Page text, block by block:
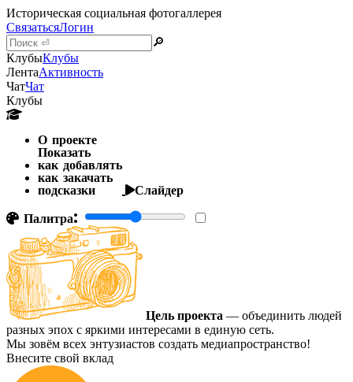
Историческая социальная фотогаллерея
СвязатьсяЛогин
🔎
КлубыКлубы
ЛентаАктивность
ЧатЧат
Клубы
О проекте
Показать
как добавлять
как закачать
подсказки
Слайдер
Палитра:
Цель проекта — объединить людей
разных эпох с яркими интересами в единую сеть.
Мы зовём всех энтузиастов создать медиапространство!
Внесите свой вклад